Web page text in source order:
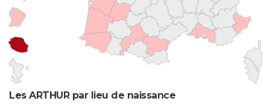
Les ARTHUR par lieu de naissance